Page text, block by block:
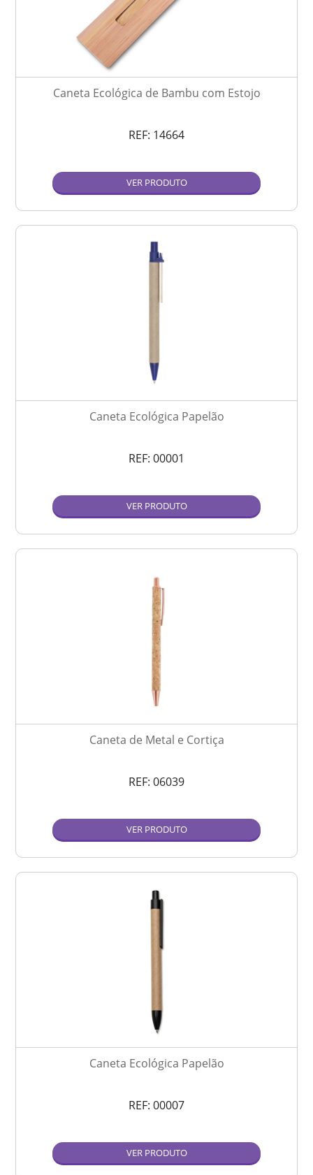
Caneta Ecológica de Bambu com Estojo
REF: 14664
VER PRODUTO
Caneta Ecológica Papelão
REF: 00001
VER PRODUTO
Caneta de Metal e Cortiça
REF: 06039
VER PRODUTO
Caneta Ecológica Papelão
REF: 00007
VER PRODUTO